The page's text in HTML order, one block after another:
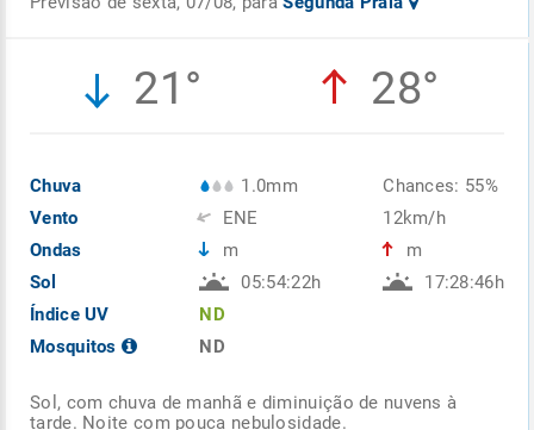
21° 28°
Chuva
Vento
Ondas
Sol
Índice UV
Mosquitos
1.0mm
ENE
m
05:54:22h
ND
ND
Chances: 55%
12km/h
m
17:28:46h
Sol, com chuva de manhã e diminuição de nuvens à
tarde. Noite com pouca nebulosidade.